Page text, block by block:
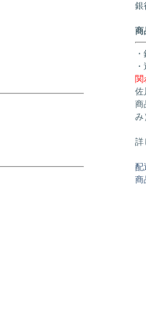
銀
商
関
佐
商
み
詳
配
商